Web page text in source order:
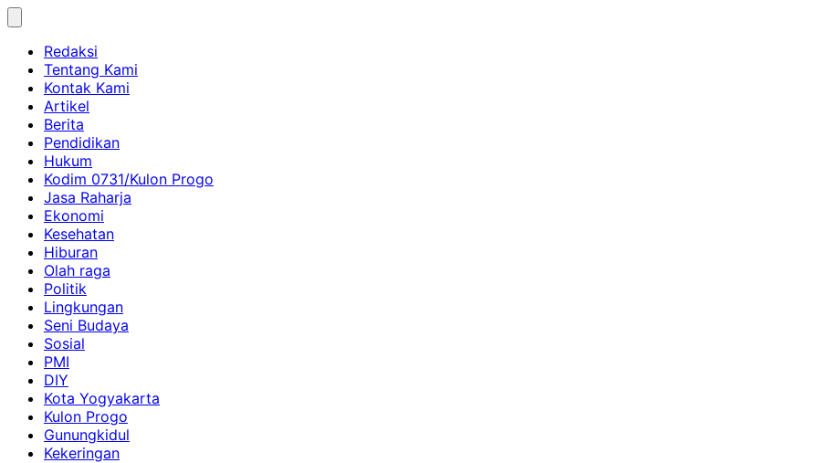
Skip
contentRedaksi
Tentang Kami
Kontak Kami
Artikel
Berita
Pendidikan
Hukum
Kodim 0731/Kulon Progo
Jasa Raharja
Ekonomi
Kesehatan
Hiburan
Olah raga
Politik
Lingkungan
Seni Budaya
Sosial
PMI
DIY
Kota Yogyakarta
Kulon Progo
Gunungkidul
Kekeringan